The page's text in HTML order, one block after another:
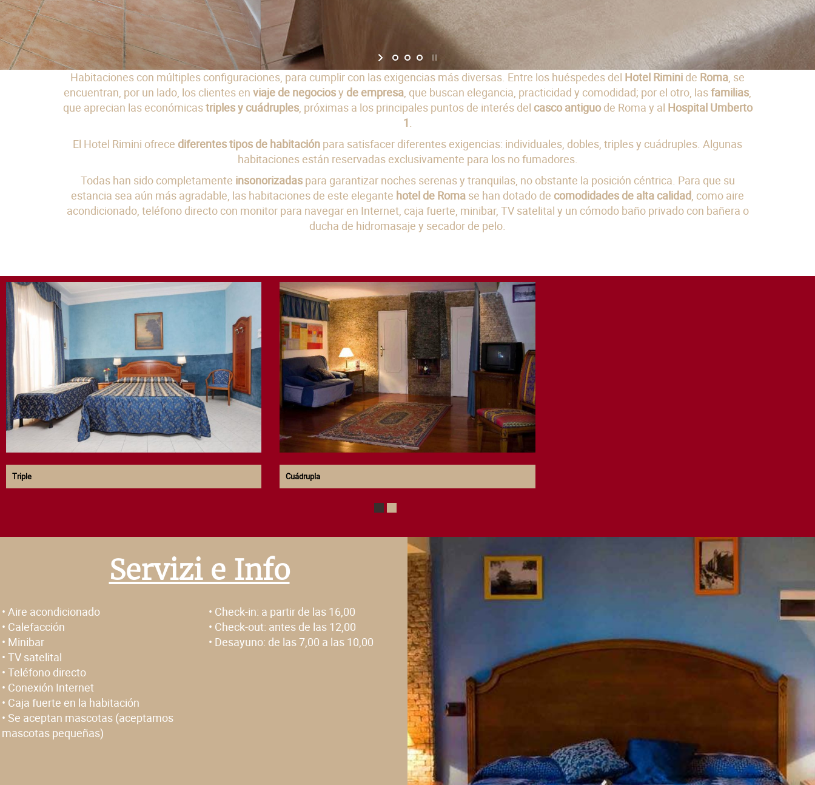
Habitaciones con múltiples configuraciones, para cumplir con las exigencias más diversas. Entre los huéspedes del Hotel Rimini de Roma, se
encuentran, por un lado, los clientes en viaje de negociosy de empresa, que buscan elegancia, practicidad y comodidad; por el otro, lasfamilias,
que aprecian las económicastriples y cuádruples, próximas a los principales puntos de interés del casco antiguode Roma y al Hospital Umberto
1.
El Hotel Rimini ofrece diferentes tipos de habitación para satisfacer diferentes exigencias: individuales, dobles, triples y cuádruples. Algunas
habitaciones están reservadas exclusivamente para los no fumadores.
Todas han sido completamente insonorizadaspara garantizar noches serenas y tranquilas, no obstante la posición céntrica. Para que su
estancia sea aún más agradable, las habitaciones de este elegante hotel de Roma se han dotado de comodidades de alta calidad, como aire
acondicionado, teléfono directo con monitor para navegar en Internet, caja fuerte, minibar, TV satelital y un cómodo baño privado con bañera o
ducha de hidromasaje y secador de pelo.
Triple Cuádrupla
Servizi e Info
• Aire acondicionado
• Calefacción
• Minibar
• TV satelital
• Teléfono directo
• Conexión Internet
• Caja fuerte en la habitación
• Se aceptan mascotas (aceptamos
mascotas pequeñas)
• Check-in: a partir de las 16,00
• Check-out: antes de las 12,00
• Desayuno: de las 7,00 a las 10,00